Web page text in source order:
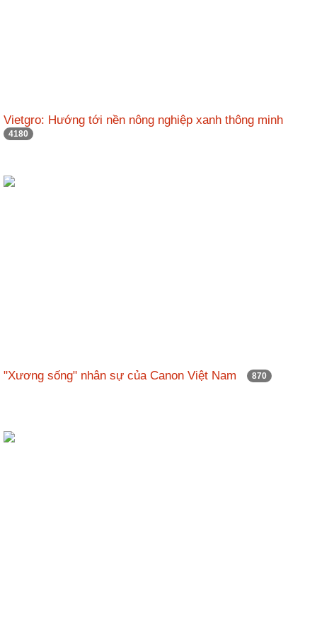
Vietgro: Hướng tới nền nông nghiệp xanh thông minh
4180
"Xương sống" nhân sự của Canon Việt Nam 870